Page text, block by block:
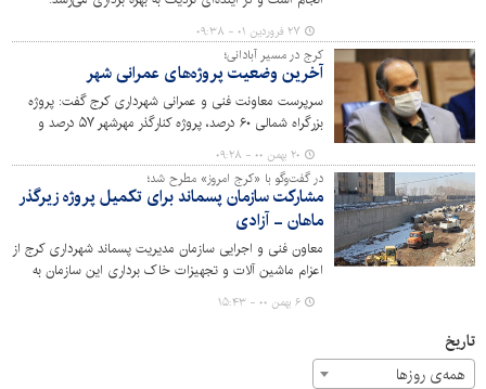
۲۷ فروردین ۰۱ - ۰۹:۳۸
کرج در مسیر آبادانی؛
آخرین وضعیت پروژه‌های عمرانی شهر
سرپرست معاونت فنی و عمرانی شهرداری کرج گفت: پروژه
بزرگراه شمالی ۶۰ درصد، پروژه کنارگذر مهرشهر ۵۷ درصد و
پروژه زیرگذر ماهان- آزادی ۷۷ درصد پیشرفت فیزیکی دارد.
۲۰ بهمن ۰۰ - ۰۹:۲۸
در گفت‌وگو با «کرج امروز» مطرح شد؛
مشارکت سازمان پسماند برای تکمیل پروژه زیرگذر
ماهان - آزادی
معاون فنی و اجرایی سازمان مدیریت پسماند شهرداری کرج از
اعزام ماشین آلات و تجهیزات خاک برداری این سازمان به
محل اجرای پروژه زیرگذر ماهان- آزادی خبر داد.
۶ بهمن ۰۰ - ۱۵:۴۳
تاریخ
همه‌ی روزها